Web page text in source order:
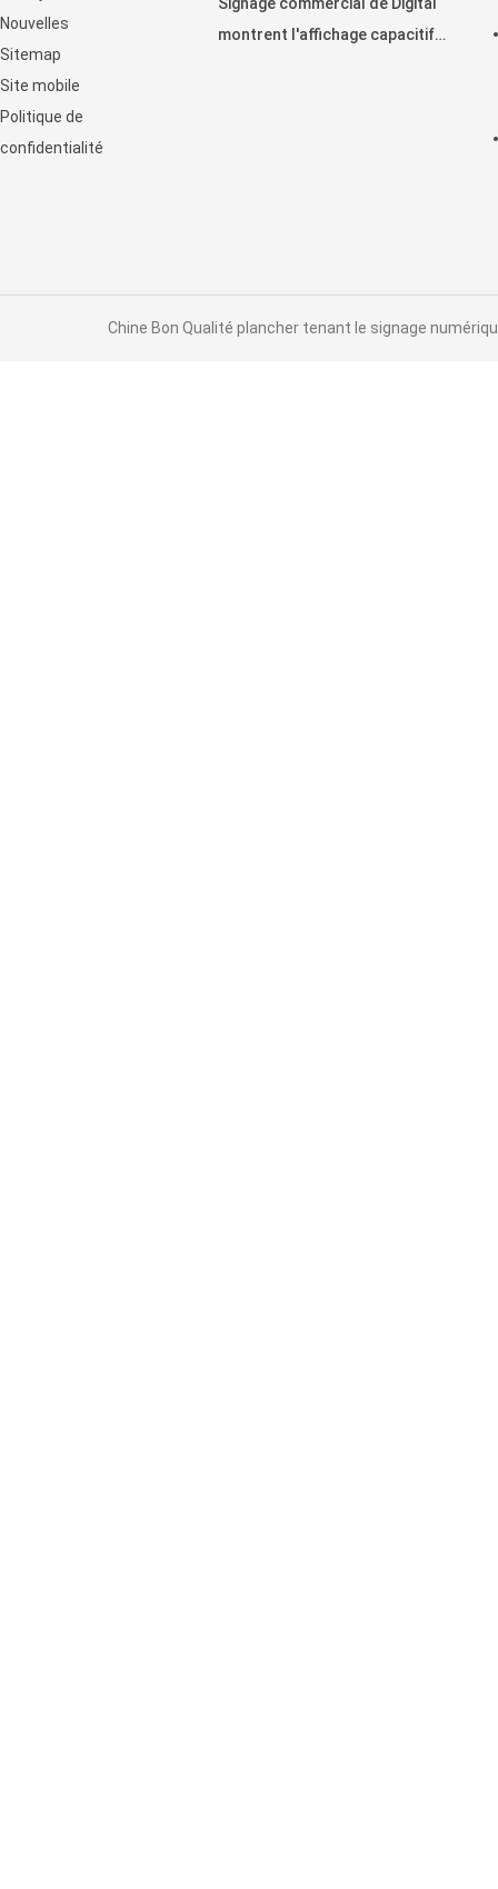
Nouvelles
Sitemap
Site mobile
Politique de
confidentialité
montrent l'affichage capacitif
Chine Bon Qualité plancher tenant le signage